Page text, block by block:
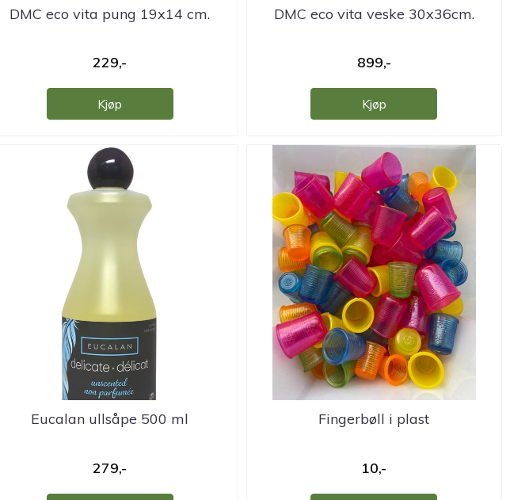
DMC eco vita pung 19x14 cm.
229,-
Kjøp
DMC eco vita veske 30x36cm.
899,-
Kjøp
Eucalan ullsåpe 500 ml
279,-
Fingerbøll i plast
10,-